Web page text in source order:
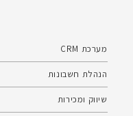
מערכת CRM
הנהלת חשבונות
שיווק ומכירות